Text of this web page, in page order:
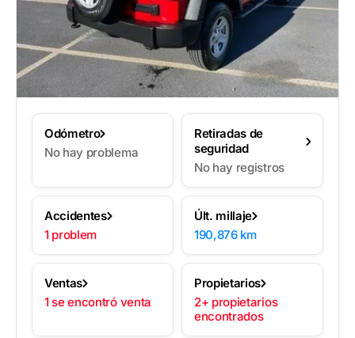
Odómetro
No hay problema
Retiradas de
seguridad
No hay registros
Accidentes
1 problem
Últ. millaje
190,876 km
Ventas
1 se encontró venta
Propietarios
2+ propietarios
encontrados